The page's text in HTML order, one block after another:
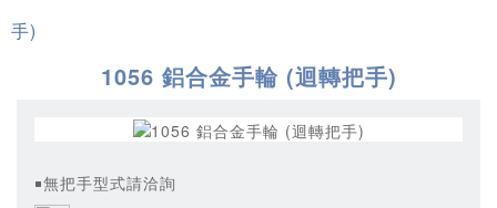
手)
1056 鋁合金手輪 (迴轉把手)
￭無把手型式請洽詢